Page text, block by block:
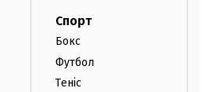
Спорт
Бокс
Футбол
Теніс